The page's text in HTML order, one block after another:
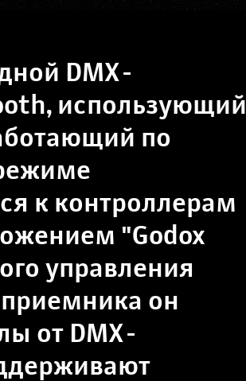
DMX-
использующий
по
к контроллерам
"Godox
управления
он
от DMX-